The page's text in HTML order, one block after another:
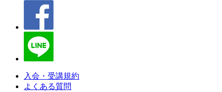
入会・受講規約
よくある質問